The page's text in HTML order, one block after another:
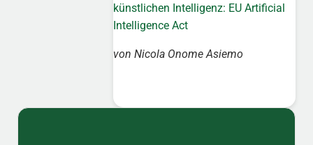
künstlichen Intelligenz: EU Artificial
Intelligence Act
vonNicola Onome Asiemo
Sidebar